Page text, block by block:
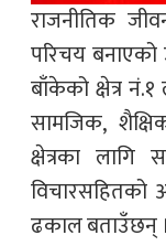
राजनीतिक
परिचय बनाएको
बाँकेको क्षेत्र
सामजिक,
क्षेत्रका लागि
ढकाल बताउँछन् ।